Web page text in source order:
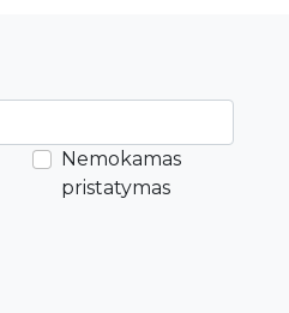
Nemokamas
pristatymas